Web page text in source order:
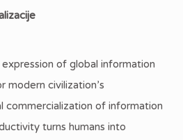
of global information
modern civilization’s
commercialization of information
turns humans into